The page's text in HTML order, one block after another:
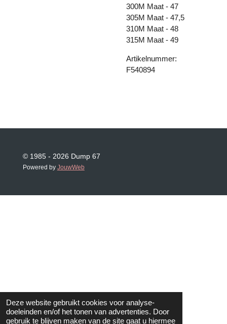
Deze website gebruikt cookies voor analyse-
doeleinden en/of het tonen van advertenties. Door
gebruik te blijven maken van de site gaat u hiermee
300M Maat - 47
305M Maat - 47,5
310M Maat - 48
315M Maat - 49
Artikelnummer:
F540894
© 1985 - 2026 Dump 67
Powered by JouwWeb